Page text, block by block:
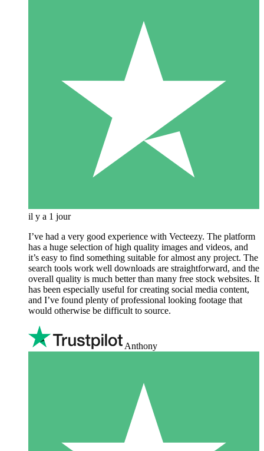
il y a 1 jour
I’ve had a very good experience with Vecteezy. The platform
has a huge selection of high quality images and videos, and
it’s easy to find something suitable for almost any project. The
search tools work well downloads are straightforward, and the
overall quality is much better than many free stock websites. It
has been especially useful for creating social media content,
and I’ve found plenty of professional looking footage that
would otherwise be difficult to source.
Anthony